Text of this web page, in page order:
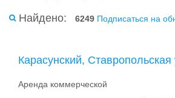
Найдено: 6249 Подписаться на
Карасунский, Ставропольская
Аренда коммерческой